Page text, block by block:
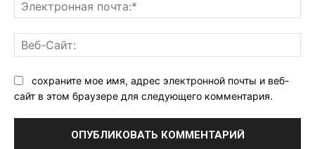
сохраните мое имя, адрес электронной почты и веб-
сайт в этом браузере для следующего комментария.